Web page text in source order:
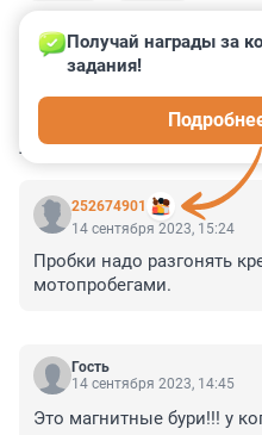
КОММЕНТАРИИ 20
252674901
Получай награды за
задания!
14 сентября 2023, 15:24
Пробки надо разгонять
мотопробегами.
Гость
14 сентября 2023, 14:45
Это магнитные бури!!! у